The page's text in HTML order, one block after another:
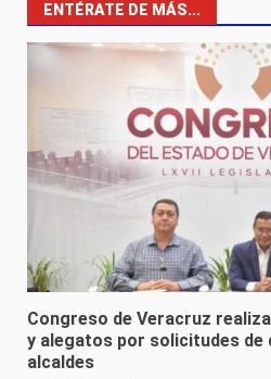
ENTÉRATE DE MÁS...
Congreso de Veracruz
y alegatos por solicitudes
alcaldes